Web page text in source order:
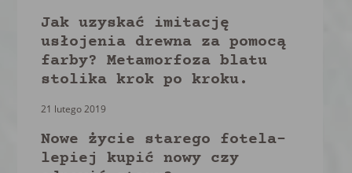
Jak uzyskać imitację
usłojenia drewna za pomocą
farby? Metamorfoza blatu
stolika krok po kroku.
21 lutego 2019
Nowe życie starego fotela-
lepiej kupić nowy czy